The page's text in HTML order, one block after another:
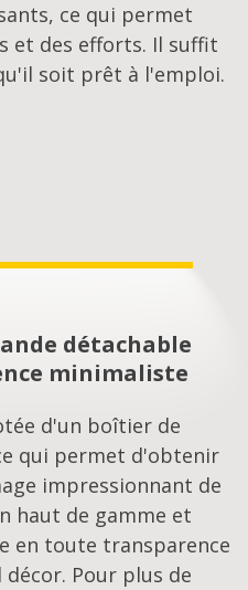
ce qui permet
et des efforts. Il suffit
soit prêt à l'emploi.
détachable
minimaliste
d'un boîtier de
qui permet d'obtenir
impressionnant de
haut de gamme et
en toute transparence
Pour plus de